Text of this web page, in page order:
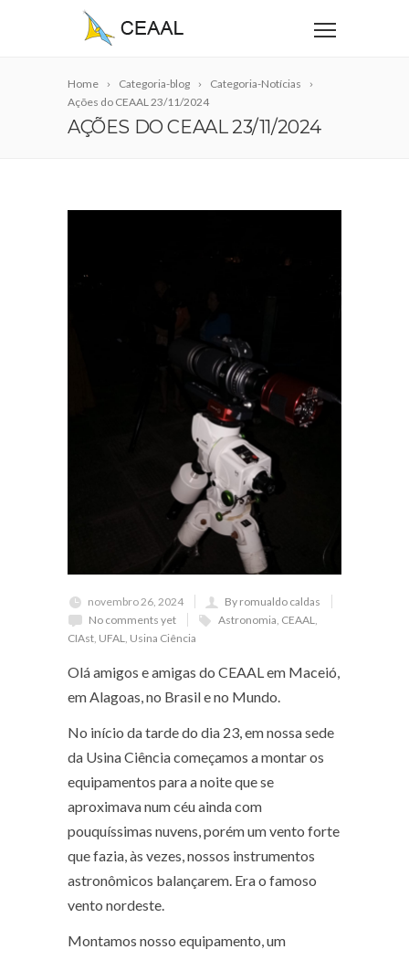
Home Categoria-blog
Categoria-Notícias
Ações do CEAAL 23/11/2024
AÇÕES DO CEAAL 23/11/2024
novembro 26, 2024
By romualdo caldas
No comments yet
Astronomia CEAAL
CIAst UFAL Usina Ciência
Olá amigos e amigas do CEAAL em Maceió,
em Alagoas, no Brasil e no Mundo.
No início da tarde do dia 23, em nossa sede
da Usina Ciência começamos a montar os
equipamentos para a noite que se
aproximava num céu ainda com
pouquíssimas nuvens, porém um vento forte
que fazia, às vezes, nossos instrumentos
astronômicos balançarem. Era o famoso
vento nordeste.
Montamos nosso equipamento, um